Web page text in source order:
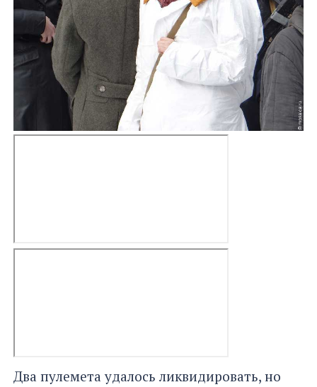
Два пулемета удалось ликвидировать, но